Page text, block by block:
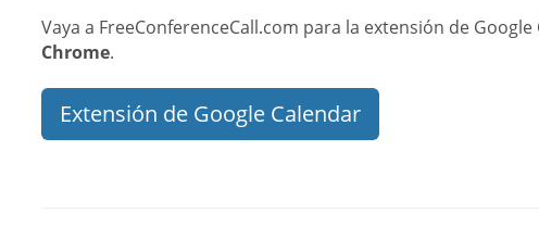
Vaya a FreeConferenceCall.com para la extensión de
Chrome.
Extensión de Google Calendar